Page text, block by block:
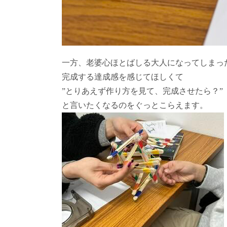
一方、老婆心ほとばしる大人になってしまっ
完成する達成感を感じてほしくて
”とりあえず作り方を見て、完成させたら？”
と言いたくなるのをぐっとこらえます。